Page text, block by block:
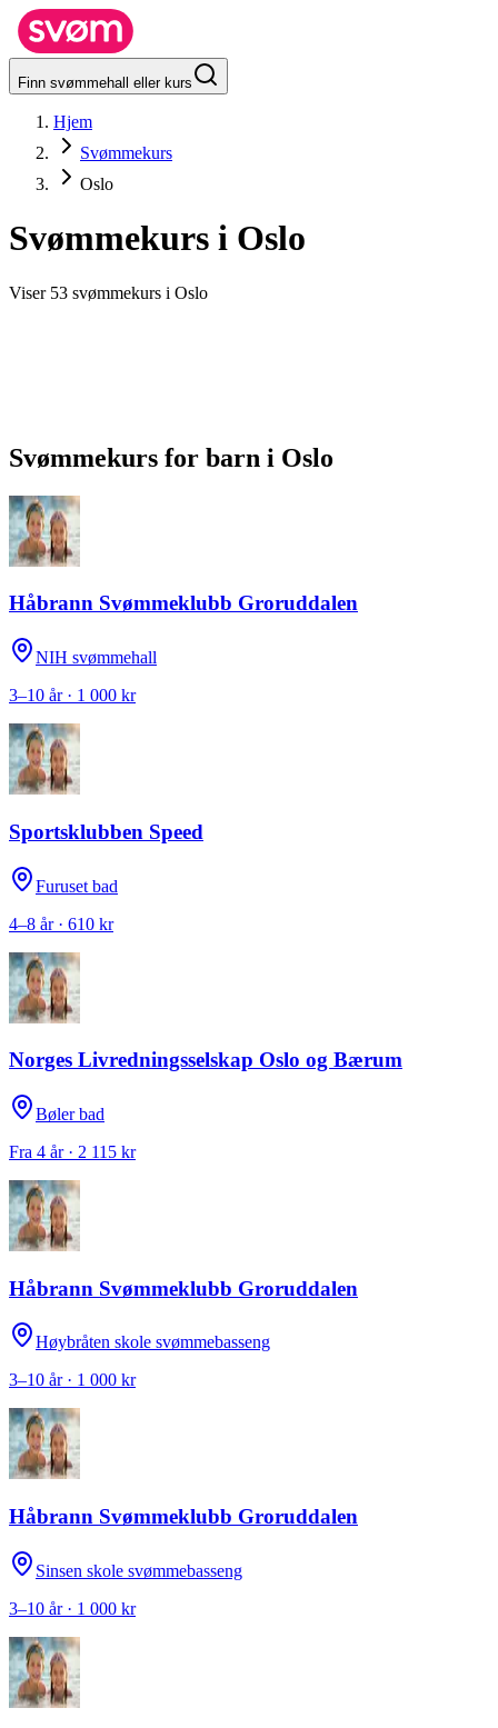
Finn svømmehall eller kurs
Hjem
Svømmekurs
Oslo
Svømmekurs i Oslo
Viser 53 svømmekurs i Oslo
Svømmekurs for barn i Oslo
Håbrann Svømmeklubb Groruddalen
NIH svømmehall
3–10 år · 1 000 kr
Sportsklubben Speed
Furuset bad
4–8 år · 610 kr
Norges Livredningsselskap Oslo og Bærum
Bøler bad
Fra 4 år · 2 115 kr
Håbrann Svømmeklubb Groruddalen
Høybråten skole svømmebasseng
3–10 år · 1 000 kr
Håbrann Svømmeklubb Groruddalen
Sinsen skole svømmebasseng
3–10 år · 1 000 kr